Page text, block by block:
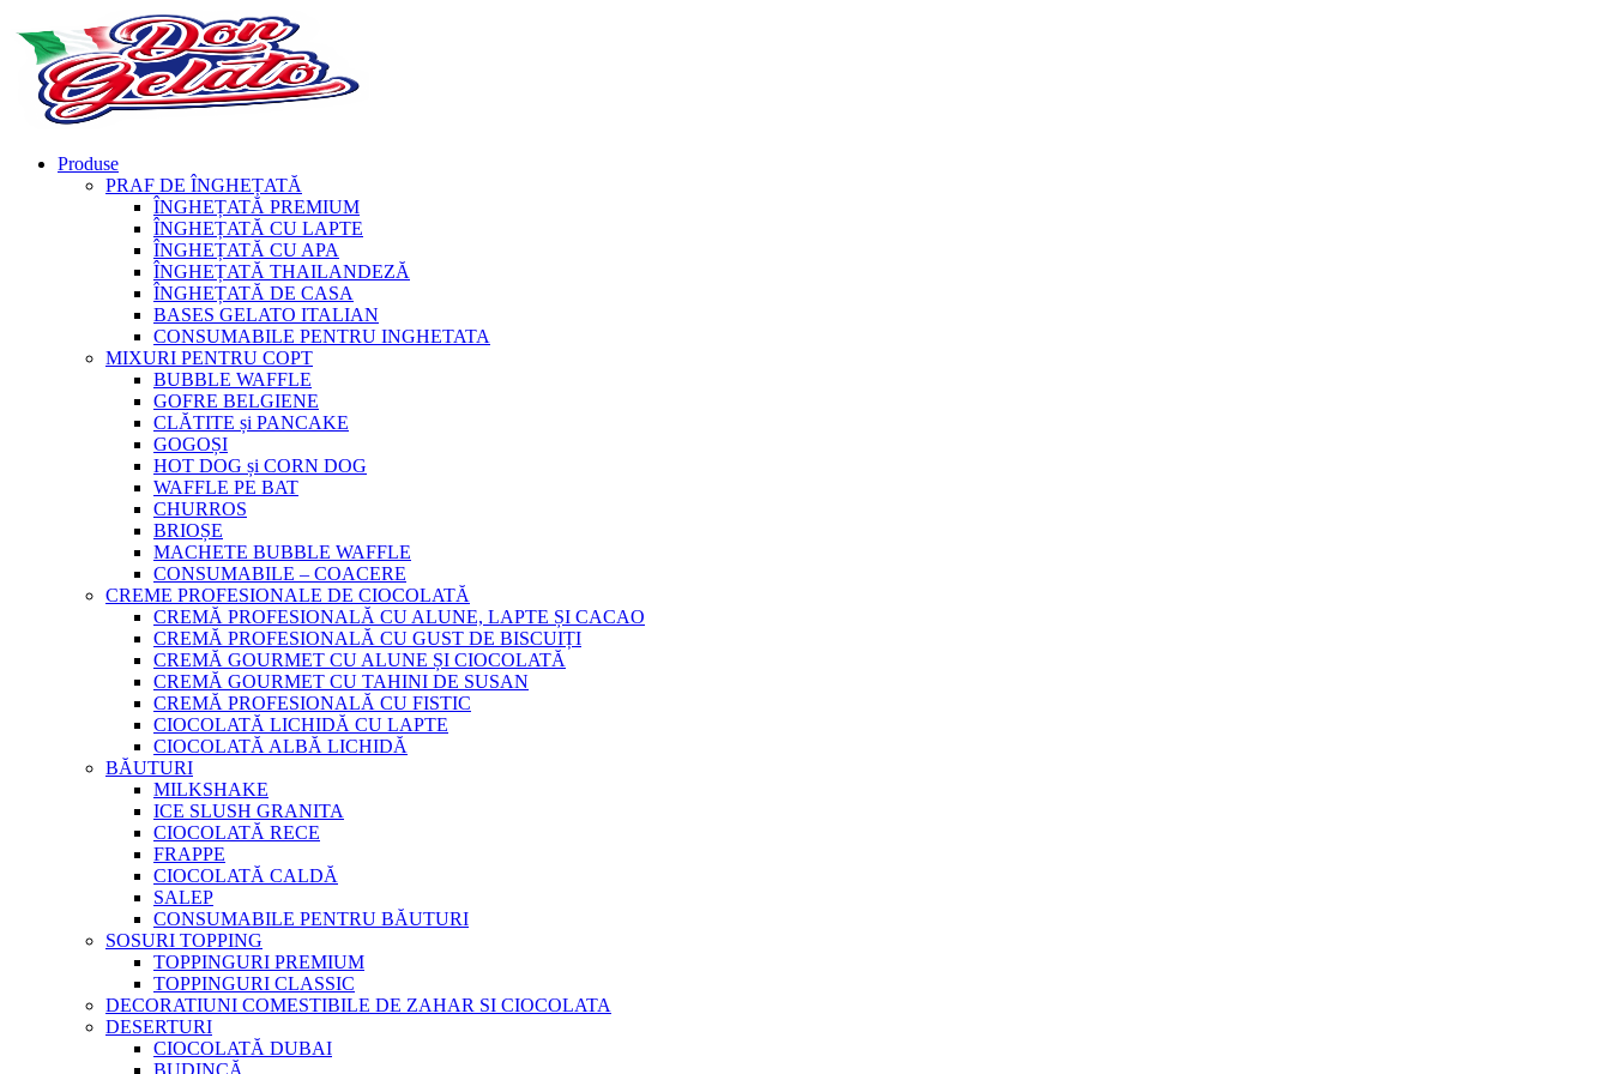
Produse
PRAF DE ÎNGHEȚATĂ
ÎNGHEȚATĂ PREMIUM
ÎNGHEȚATĂ CU LAPTE
ÎNGHEȚATĂ CU APA
ÎNGHEȚATĂ THAILANDEZĂ
ÎNGHEȚATĂ DE CASA
BASES GELATO ITALIAN
CONSUMABILE PENTRU INGHETATA
MIXURI PENTRU COPT
BUBBLE WAFFLE
GOFRE BELGIENE
CLĂTITE și PANCAKE
GOGOȘI
HOT DOG și CORN DOG
WAFFLE PE BAT
CHURROS
BRIOȘE
MACHETE BUBBLE WAFFLE
CONSUMABILE – COACERE
CREME PROFESIONALE DE CIOCOLATĂ
CREMĂ PROFESIONALĂ CU ALUNE, LAPTE ȘI CACAO
CREMĂ PROFESIONALĂ CU GUST DE BISCUIȚI
CREMĂ GOURMET CU ALUNE ȘI CIOCOLATĂ
CREMĂ GOURMET CU TAHINI DE SUSAN
CREMĂ PROFESIONALĂ CU FISTIC
CIOCOLATĂ LICHIDĂ CU LAPTE
CIOCOLATĂ ALBĂ LICHIDĂ
BĂUTURI
MILKSHAKE
ICE SLUSH GRANITA
CIOCOLATĂ RECE
FRAPPE
CIOCOLATĂ CALDĂ
SALEP
CONSUMABILE PENTRU BĂUTURI
SOSURI TOPPING
TOPPINGURI PREMIUM
TOPPINGURI CLASSIC
DECORATIUNI COMESTIBILE DE ZAHAR SI CIOCOLATA
DESERTURI
CIOCOLATĂ DUBAI
BUDINCĂ